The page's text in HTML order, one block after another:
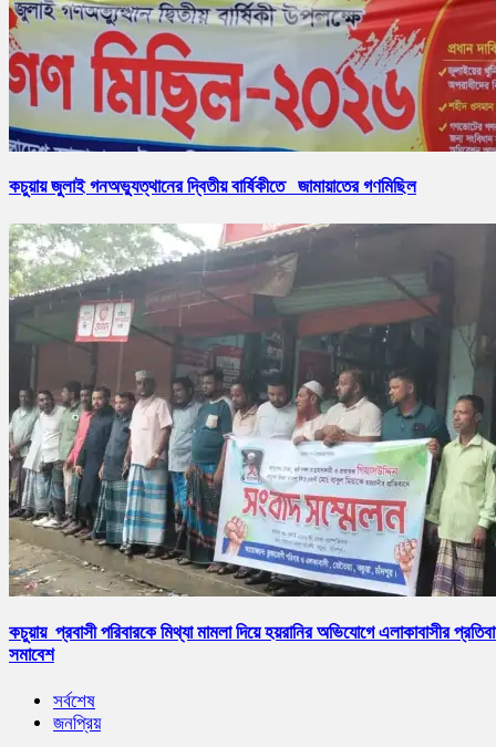
কচুয়ায় জুলাই গনঅভ্যুত্থানের দ্বিতীয় বার্ষিকীতে জামায়াতের গণমিছিল
কচুয়ায় প্রবাসী পরিবারকে মিথ্যা মামলা দিয়ে হয়রানির অভিযোগে এলাকাবাসীর
সমাবেশ
সর্বশেষ
জনপ্রিয়